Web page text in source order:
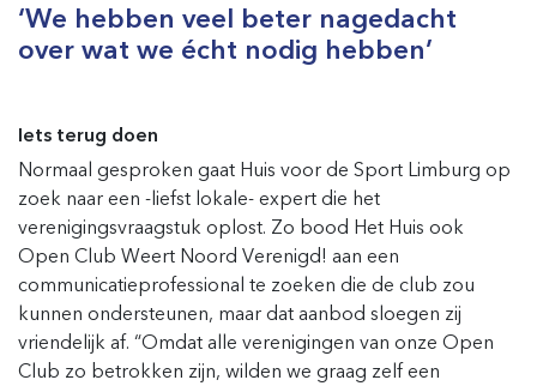
‘We hebben veel beter nagedacht
over wat we écht nodig hebben’
Iets terug doen
Normaal gesproken gaat Huis voor de Sport Limburg op
zoek naar een -liefst lokale- expert die het
verenigingsvraagstuk oplost. Zo bood Het Huis ook
Open Club Weert Noord Verenigd! aan een
communicatieprofessional te zoeken die de club zou
kunnen ondersteunen, maar dat aanbod sloegen zij
vriendelijk af. “Omdat alle verenigingen van onze Open
Club zo betrokken zijn, wilden we graag zelf een